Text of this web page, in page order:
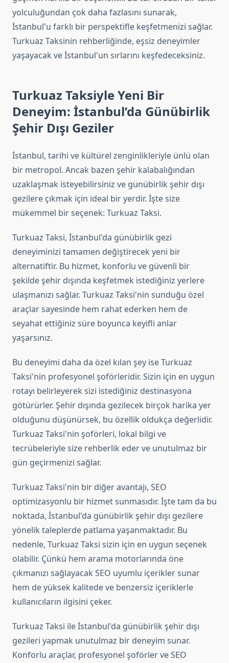
yolculuğundan çok daha fazlasını sunarak,
İstanbul'u farklı bir perspektifle keşfetmenizi sağlar.
Turkuaz Taksinin rehberliğinde, eşsiz deneyimler
yaşayacak ve İstanbul'un sırlarını keşfedeceksiniz.
Turkuaz Taksiyle Yeni Bir
Deneyim: İstanbul’da Günübirlik
Şehir Dışı Geziler
İstanbul, tarihi ve kültürel zenginlikleriyle ünlü olan
bir metropol. Ancak bazen şehir kalabalığından
uzaklaşmak isteyebilirsiniz ve günübirlik şehir dışı
gezilere çıkmak için ideal bir yerdir. İşte size
mükemmel bir seçenek: Turkuaz Taksi.
Turkuaz Taksi, İstanbul'da günübirlik gezi
deneyiminizi tamamen değiştirecek yeni bir
alternatiftir. Bu hizmet, konforlu ve güvenli bir
şekilde şehir dışında keşfetmek istediğiniz yerlere
ulaşmanızı sağlar. Turkuaz Taksi'nin sunduğu özel
araçlar sayesinde hem rahat ederken hem de
seyahat ettiğiniz süre boyunca keyifli anlar
yaşarsınız.
Bu deneyimi daha da özel kılan şey ise Turkuaz
Taksi'nin profesyonel şoförleridir. Sizin için en uygun
rotayı belirleyerek sizi istediğiniz destinasyona
götürürler. Şehir dışında gezilecek birçok harika yer
olduğunu düşünürsek, bu özellik oldukça değerlidir.
Turkuaz Taksi'nin şoförleri, lokal bilgi ve
tecrübeleriyle size rehberlik eder ve unutulmaz bir
gün geçirmenizi sağlar.
Turkuaz Taksi'nin bir diğer avantajı, SEO
optimizasyonlu bir hizmet sunmasıdır. İşte tam da bu
noktada, İstanbul'da günübirlik şehir dışı gezilere
yönelik taleplerde patlama yaşanmaktadır. Bu
nedenle, Turkuaz Taksi sizin için en uygun seçenek
olabilir. Çünkü hem arama motorlarında öne
çıkmanızı sağlayacak SEO uyumlu içerikler sunar
hem de yüksek kalitede ve benzersiz içeriklerle
kullanıcıların ilgisini çeker.
Turkuaz Taksi ile İstanbul'da günübirlik şehir dışı
gezileri yapmak unutulmaz bir deneyim sunar.
Konforlu araçlar, profesyonel şoförler ve SEO